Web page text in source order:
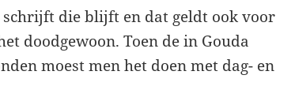
die blijft en dat geldt ook voor
doodgewoon. Toen de in Gouda
moest men het doen met dag- en